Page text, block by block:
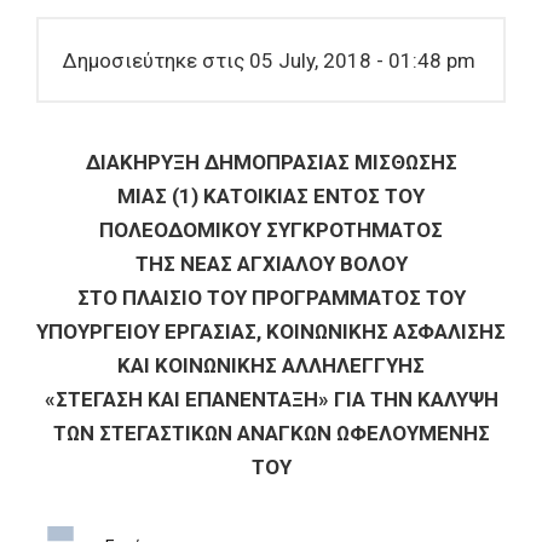
Δημοσιεύτηκε στις 05 July, 2018 - 01:48 pm
ΔΙΑΚΗΡΥΞΗ ΔΗΜΟΠΡΑΣΙΑΣ ΜΙΣΘΩΣΗΣ
ΜΙΑΣ (1) ΚΑΤΟΙΚΙΑΣ ΕΝΤΟΣ ΤΟΥ
ΠΟΛΕΟΔΟΜΙΚΟΥ ΣΥΓΚΡΟΤΗΜΑΤΟΣ
ΤΗΣ ΝΕΑΣ ΑΓΧΙΑΛΟΥ ΒΟΛΟΥ
ΣΤΟ ΠΛΑΙΣΙΟ ΤΟΥ ΠΡΟΓΡΑΜΜΑΤΟΣ ΤΟΥ
ΥΠΟΥΡΓΕΙΟΥ ΕΡΓΑΣΙΑΣ, ΚΟΙΝΩΝΙΚΗΣ ΑΣΦΑΛΙΣΗΣ
ΚΑΙ ΚΟΙΝΩΝΙΚΗΣ ΑΛΛΗΛΕΓΓΥΗΣ
«ΣΤΕΓΑΣΗ ΚΑΙ ΕΠΑΝΕΝΤΑΞΗ» ΓΙΑ ΤΗΝ ΚΑΛΥΨΗ
ΤΩΝ ΣΤΕΓΑΣΤΙΚΩΝ ΑΝΑΓΚΩΝ ΩΦΕΛΟΥΜΕΝΗΣ
ΤΟΥ